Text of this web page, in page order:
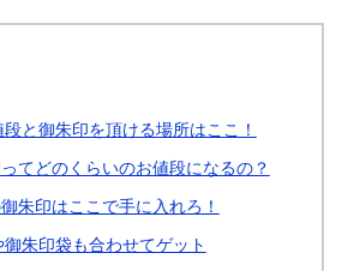
と御朱印を頂ける場所はここ！
てどのくらいのお値段になるの？
朱印はここで手に入れろ！
朱印袋も合わせてゲット